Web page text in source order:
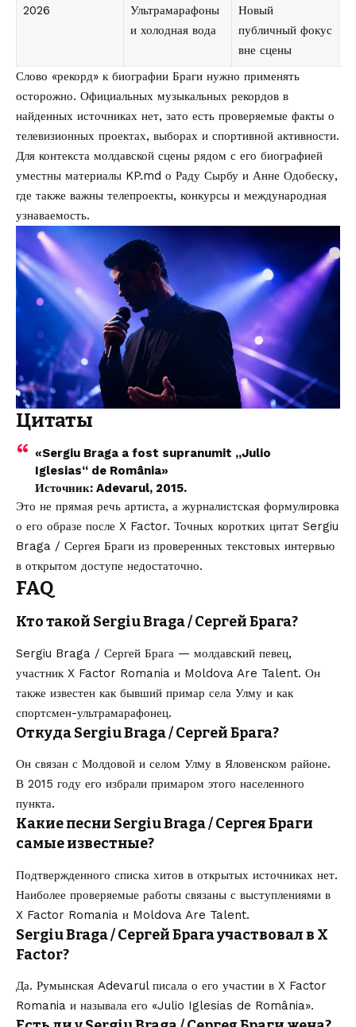
2026
Ультрамарафоны
и холодная вода
Новый
публичный фокус
вне сцены
Слово «рекорд» к биографии Браги нужно применять
осторожно. Официальных музыкальных рекордов в
найденных источниках нет, зато есть проверяемые факты о
телевизионных проектах, выборах и спортивной активности.
Для контекста молдавской сцены рядом с его биографией
уместны материалы KP.md о Раду Сырбу и Анне Одобеску,
где также важны телепроекты, конкурсы и международная
узнаваемость.
Цитаты
«Sergiu Braga a fost supranumit „Julio
Iglesias“ de România»
Источник: Adevarul, 2015.
Это не прямая речь артиста, а журналистская формулировка
о его образе после X Factor. Точных коротких цитат Sergiu
Braga / Сергея Браги из проверенных текстовых интервью
в открытом доступе недостаточно.
FAQ
Кто такой Sergiu Braga / Сергей Брага?
Sergiu Braga / Сергей Брага — молдавский певец,
участник X Factor Romania и Moldova Are Talent. Он
также известен как бывший примар села Улму и как
спортсмен-ультрамарафонец.
Откуда Sergiu Braga / Сергей Брага?
Он связан с Молдовой и селом Улму в Яловенском районе.
В 2015 году его избрали примаром этого населенного
пункта.
Какие песни Sergiu Braga / Сергея Браги
самые известные?
Подтвержденного списка хитов в открытых источниках нет.
Наиболее проверяемые работы связаны с выступлениями в
X Factor Romania и Moldova Are Talent.
Sergiu Braga / Сергей Брага участвовал в X
Factor?
Да. Румынская Adevarul писала о его участии в X Factor
Romania и называла его «Julio Iglesias de România».